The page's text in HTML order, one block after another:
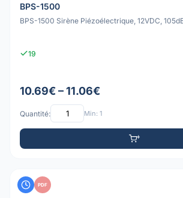
BPS-1500
BPS-1500 Sirène Piézoélectrique, 12VDC,
19
10.69€ – 11.06€
Quantité: Min: 1
PDF